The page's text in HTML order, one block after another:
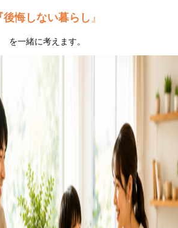
『後悔しない暮らし 』
を一緒に考えます。